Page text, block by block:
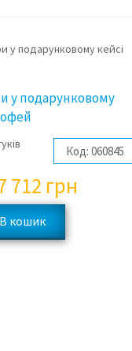
у подарунковому
Код: 060845
712 грн